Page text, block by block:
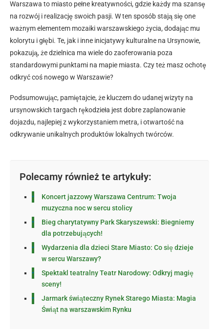
Warszawa to miasto pełne kreatywności, gdzie każdy ma szansę
na rozwój i realizację swoich pasji. W ten sposób stają się one
ważnym elementem mozaiki warszawskiego życia, dodając mu
kolorytu i głębi. Te, jak i inne inicjatywy kulturalne na Ursynowie,
pokazują, że dzielnica ma wiele do zaoferowania poza
standardowymi punktami na mapie miasta. Czy też masz ochotę
odkryć coś nowego w Warszawie?
Podsumowując, pamiętajcie, że kluczem do udanej wizyty na
ursynowskich targach rękodzieła jest dobre zaplanowanie
dojazdu, najlepiej z wykorzystaniem metra, i otwartość na
odkrywanie unikalnych produktów lokalnych twórców.
Polecamy również te artykuły:
Koncert jazzowy Warszawa Centrum: Twoja
muzyczna noc w sercu stolicy
Bieg charytatywny Park Skaryszewski: Biegniemy
dla potrzebujących!
Wydarzenia dla dzieci Stare Miasto: Co się dzieje
w sercu Warszawy?
Spektakl teatralny Teatr Narodowy: Odkryj magię
sceny!
Jarmark świąteczny Rynek Starego Miasta: Magia
Świąt na warszawskim Rynku